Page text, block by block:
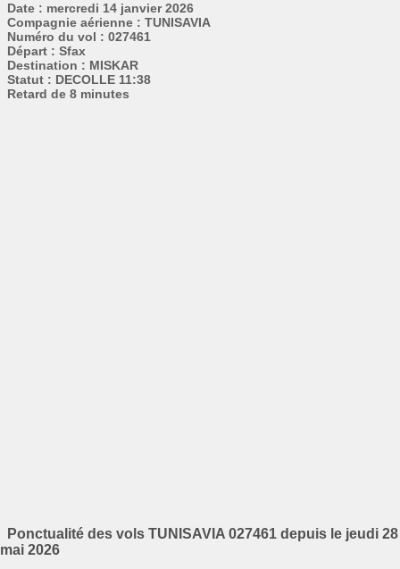
Date : mercredi 14 janvier 2026
Compagnie aérienne : TUNISAVIA
Numéro du vol : 027461
Départ : Sfax
Destination : MISKAR
Statut : DECOLLE 11:38
Retard de 8 minutes
Ponctualité des vols TUNISAVIA 027461 depuis le jeudi 28
mai 2026